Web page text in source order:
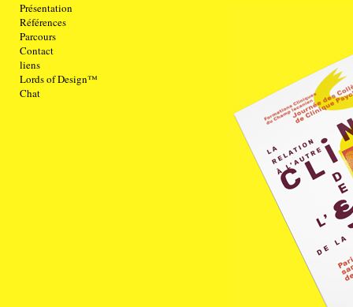
Présentation
Références
Parcours
Contact
liens
Lords of Design™
Chat